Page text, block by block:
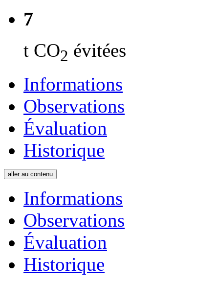
7
t CO2 évitées
Informations
Observations
Évaluation
Historique
aller au contenu
Informations
Observations
Évaluation
Historique